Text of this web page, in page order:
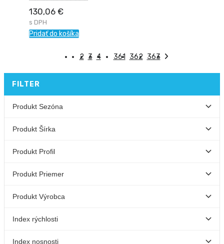
130,06 €
s DPH
Pridať do košíka
1 2 3 4 … 361 362 363
FILTER